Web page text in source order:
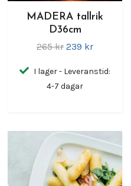
MADERA tallrik
D36cm
265 kr 239 kr
I lager - Leveranstid:
4-7 dagar